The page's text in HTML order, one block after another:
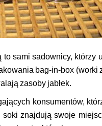
to sami sadownicy, którzy
bag-in-box (worki
zasoby jabłek.
konsumentów,
znajdują swoje